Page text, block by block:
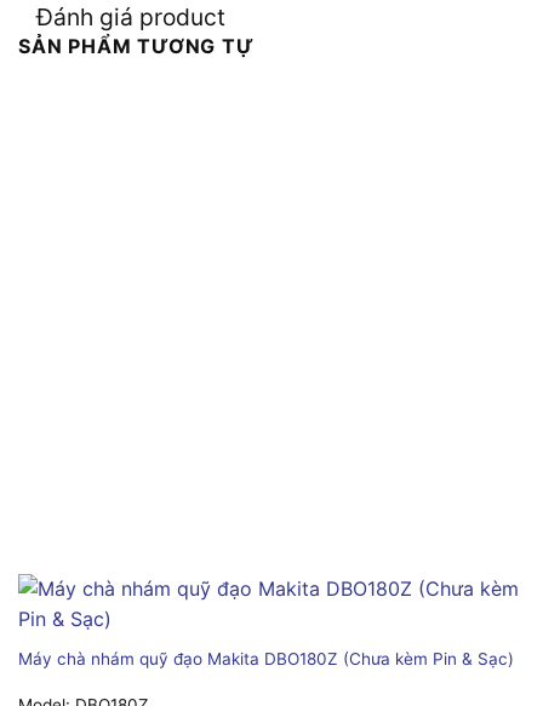
Đánh giá product
SẢN PHẨM TƯƠNG TỰ
Máy chà nhám quỹ đạo Makita DBO180Z (Chưa kèm Pin & Sạc)